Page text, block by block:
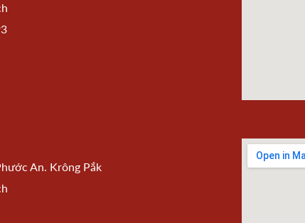
An. Krông Pắk